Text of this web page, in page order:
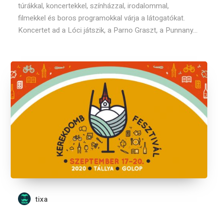
túrákkal, koncertekkel, színházzal, irodalommal,
filmekkel és boros programokkal várja a látogatókat.
Koncertet ad a Lóci játszik, a Parno Graszt, a Punnany...
tixa